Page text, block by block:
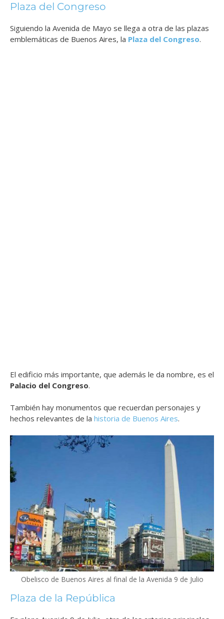
Plaza del Congreso
Siguiendo la Avenida de Mayo se llega a otra de las plazas
emblemáticas de Buenos Aires, la Plaza del Congreso.
El edificio más importante, que además le da nombre, es el
Palacio del Congreso.
También hay monumentos que recuerdan personajes y
hechos relevantes de la historia de Buenos Aires.
Obelisco de Buenos Aires al final de la Avenida 9 de Julio
Plaza de la República